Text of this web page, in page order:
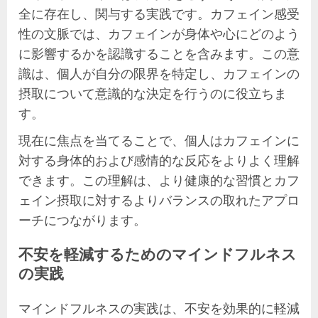
全に存在し、関与する実践です。カフェイン感受
性の文脈では、カフェインが身体や心にどのよう
に影響するかを認識することを含みます。この意
識は、個人が自分の限界を特定し、カフェインの
摂取について意識的な決定を行うのに役立ちま
す。
現在に焦点を当てることで、個人はカフェインに
対する身体的および感情的な反応をよりよく理解
できます。この理解は、より健康的な習慣とカフ
ェイン摂取に対するよりバランスの取れたアプロ
ーチにつながります。
不安を軽減するためのマインドフルネス
の実践
マインドフルネスの実践は、不安を効果的に軽減